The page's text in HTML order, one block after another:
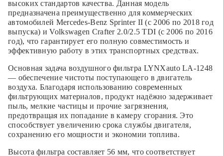
высоких стандартов качества. Данная модель
предназначена преимущественно для коммерческих
автомобилей Mercedes-Benz Sprinter II (с 2006 по 2018 год
выпуска) и Volkswagen Crafter 2.0/2.5 TDI (с 2006 по 2016
год), что гарантирует его полную совместимость и
эффективную работу в этих транспортных средствах.
Основная задача воздушного фильтра LYNXauto LA-1248
— обеспечение чистоты поступающего в двигатель
воздуха. Благодаря использованию современных
фильтрующих материалов, продукт надёжно задерживает
пыль, мелкие частицы и прочие загрязнения,
предотвращая их попадание в камеру сгорания. Это
способствует увеличению срока службы двигателя,
сохранению его мощности и экономии топлива.
Высота фильтра составляет 56 мм, что соответствует